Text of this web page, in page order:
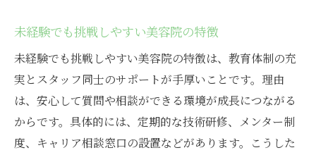
未経験でも挑戦しやすい美容院の特徴
未経験でも挑戦しやすい美容院の特徴は、教育体制の充
実とスタッフ同士のサポートが手厚いことです。理由
は、安心して質問や相談ができる環境が成長につながる
からです。具体的には、定期的な技術研修、メンター制
度、キャリア相談窓口の設置などがあります。こうした